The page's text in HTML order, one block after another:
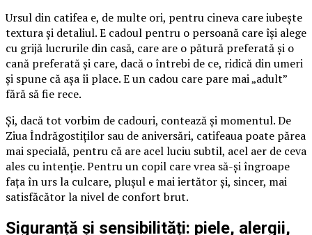
Ursul din catifea e, de multe ori, pentru cineva care iubește
textura și detaliul. E cadoul pentru o persoană care își alege
cu grijă lucrurile din casă, care are o pătură preferată și o
cană preferată și care, dacă o întrebi de ce, ridică din umeri
și spune că așa îi place. E un cadou care pare mai „adult”
fără să fie rece.
Și, dacă tot vorbim de cadouri, contează și momentul. De
Ziua Îndrăgostiților sau de aniversări, catifeaua poate părea
mai specială, pentru că are acel luciu subtil, acel aer de ceva
ales cu intenție. Pentru un copil care vrea să-și îngroape
fața în urs la culcare, plușul e mai iertător și, sincer, mai
satisfăcător la nivel de confort brut.
Siguranță și sensibilități: piele, alergii,